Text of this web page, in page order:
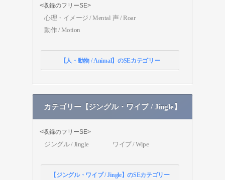
<収録のフリーSE>
心理・イメージ / Mental 声 / Roar
動作 / Motion
【人・動物 / Animal】のSEカテゴリー
カテゴリー【ジングル・ワイプ / Jingle】
<収録のフリーSE>
ジングル / Jingle ワイプ / Wipe
【ジングル・ワイプ / Jingle】のSEカテゴリー